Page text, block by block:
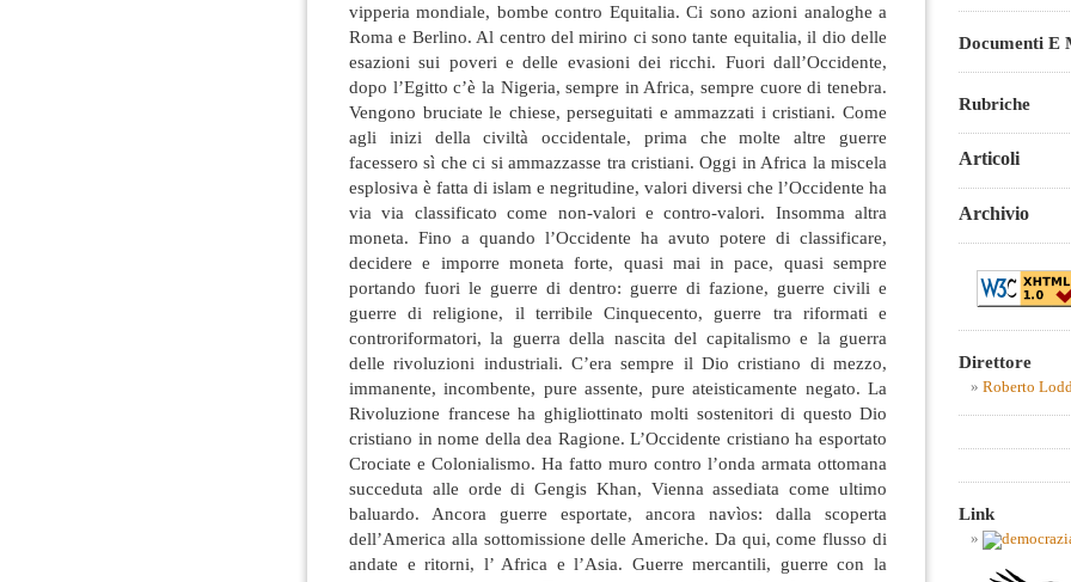
vipperia mondiale, bombe contro Equitalia. Ci sono azioni analoghe a
Roma e Berlino. Al centro del mirino ci sono tante equitalia, il dio delle
esazioni sui poveri e delle evasioni dei ricchi. Fuori dall’Occidente,
dopo l’Egitto c’è la Nigeria, sempre in Africa, sempre cuore di tenebra.
Vengono bruciate le chiese, perseguitati e ammazzati i cristiani. Come
agli inizi della civiltà occidentale, prima che molte altre guerre
facessero sì che ci si ammazzasse tra cristiani. Oggi in Africa la miscela
esplosiva è fatta di islam e negritudine, valori diversi che l’Occidente ha
via via classificato come non-valori e contro-valori. Insomma altra
moneta. Fino a quando l’Occidente ha avuto potere di classificare,
decidere e imporre moneta forte, quasi mai in pace, quasi sempre
portando fuori le guerre di dentro: guerre di fazione, guerre civili e
guerre di religione, il terribile Cinquecento, guerre tra riformati e
controriformatori, la guerra della nascita del capitalismo e la guerra
delle rivoluzioni industriali. C’era sempre il Dio cristiano di mezzo,
immanente, incombente, pure assente, pure ateisticamente negato. La
Rivoluzione francese ha ghigliottinato molti sostenitori di questo Dio
cristiano in nome della dea Ragione. L’Occidente cristiano ha esportato
Crociate e Colonialismo. Ha fatto muro contro l’onda armata ottomana
succeduta alle orde di Gengis Khan, Vienna assediata come ultimo
baluardo. Ancora guerre esportate, ancora navìos: dalla scoperta
dell’America alla sottomissione delle Americhe. Da qui, come flusso di
andate e ritorni, l’ Africa e l’Asia. Guerre mercantili, guerre con la
Documenti E
Rubriche
Articoli
Archivio
Direttore
Roberto
Link